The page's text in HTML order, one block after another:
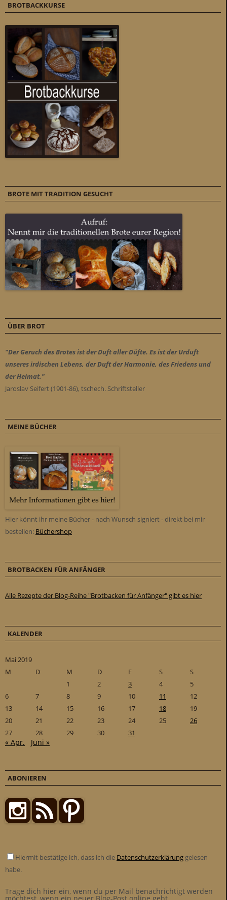
BROTBACKKURSE
BROTE MIT TRADITION GESUCHT
ÜBER BROT
"Der Geruch des Brotes ist der Duft aller Düfte. Es ist der Urduft
unseres irdischen Lebens, der Duft der Harmonie, des Friedens und
der Heimat."
Jaroslav Seifert (1901-86), tschech. Schriftsteller
MEINE BÜCHER
Hier könnt ihr meine Bücher - nach Wunsch signiert - direkt bei mir
bestellen: Büchershop
BROTBACKEN FÜR ANFÄNGER
Alle Rezepte der Blog-Reihe "Brotbacken für Anfänger" gibt es hier
KALENDER
Mai 2019
M
D M D F S
S
1
2 3 4
5
6
7 8 9 10 11
12
13
14 15 16 17 18
19
20
21 22 23 24 25
26
27
28 29 30 31
« Apr. Juni »
ABONIEREN
Hiermit bestätige ich, dass ich die Datenschutzerklärung gelesen
habe.
Trage dich hier ein, wenn du per Mail benachrichtigt werden